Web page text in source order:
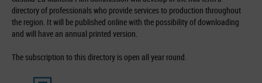
directory of professionals who provide services to production throughout
the region. It will be published online with the possibility of downloading
and will have an annual printed version.
The subscription to this directory is open all year round.